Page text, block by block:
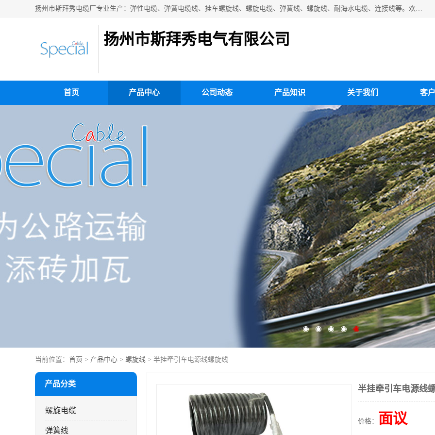
扬州市斯拜秀电缆厂专业生产：弹性电缆、弹簧电缆线、挂车螺旋线、螺旋电缆、弹簧线、螺旋线、耐海水电缆、连接线等。欢迎来电咨询！
扬州市斯拜秀电气有限公司
首页 产品中心 公司动态 产品知识 关于我们 客
当前位置： 首页 > 产品中心 > 螺旋线 > 半挂牵引车电源线螺旋线
产品分类
螺旋电缆
弹簧线
半挂牵引车电源线
价格： 面议